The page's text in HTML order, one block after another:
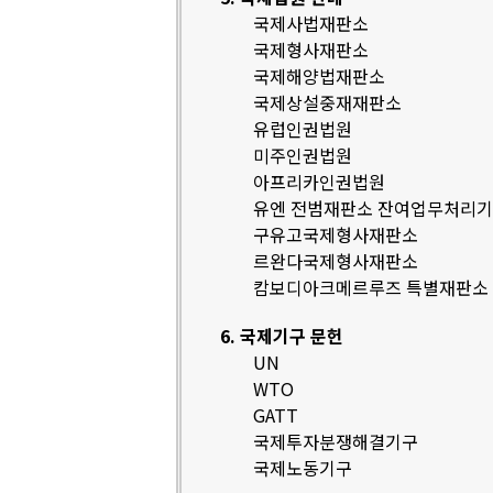
국제사법재판소
국제형사재판소
국제해양법재판소
국제상설중재재판소
유럽인권법원
미주인권법원
아프리카인권법원
유엔 전범재판소 잔여업무처리
구유고국제형사재판소
르완다국제형사재판소
캄보디아크메르루즈 특별재판소
6. 국제기구 문헌
UN
WTO
GATT
국제투자분쟁해결기구
국제노동기구